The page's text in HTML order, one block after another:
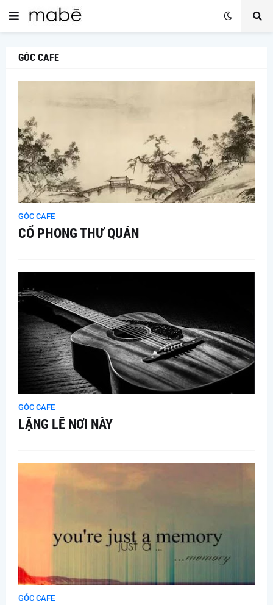
GÓC CAFE
GÓC CAFE
CỔ PHONG THƯ QUÁN
GÓC CAFE
LẶNG LẼ NƠI NÀY
GÓC CAFE